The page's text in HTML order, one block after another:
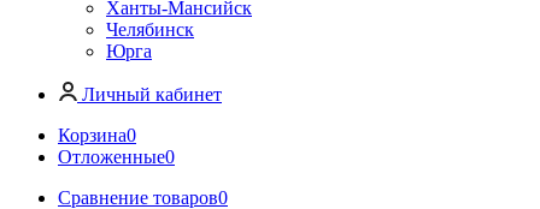
Ханты-Мансийск
Челябинск
Юрга
Личный кабинет
Корзина0
Отложенные0
Сравнение товаров0